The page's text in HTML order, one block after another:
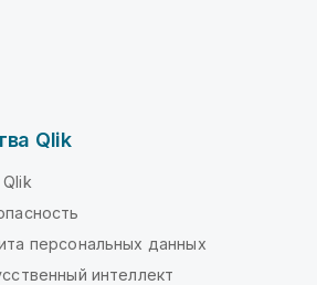
Qlik
персональных данных
интеллект